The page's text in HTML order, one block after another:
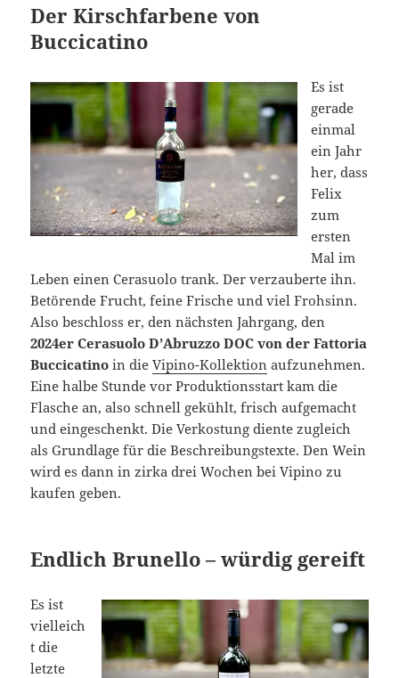
Der Kirschfarbene von
Buccicatino
Es ist
gerade
einmal
ein Jahr
her, dass
Felix
zum
ersten
Mal im
Leben einen Cerasuolo trank. Der verzauberte ihn.
Betörende Frucht, feine Frische und viel Frohsinn.
Also beschloss er, den nächsten Jahrgang, den
2024er Cerasuolo D’Abruzzo DOC von der Fattoria
Buccicatino in dieVipino-Kollektion aufzunehmen.
Eine halbe Stunde vor Produktionsstart kam die
Flasche an, also schnell gekühlt, frisch aufgemacht
und eingeschenkt. Die Verkostung diente zugleich
als Grundlage für die Beschreibungstexte. Den Wein
wird es dann in zirka drei Wochen bei Vipino zu
kaufen geben.
Endlich Brunello – würdig gereift
Es ist
vielleich
t die
letzte